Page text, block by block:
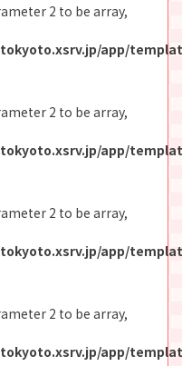
2 to be array,
app/
2 to be array,
app/
2 to be array,
app/
2 to be array,
app/